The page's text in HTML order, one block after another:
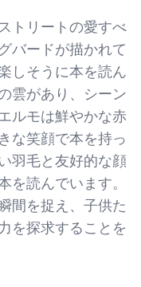
トリートの愛すべ
バードが描かれて
しそうに本を読ん
雲があり、シーン
ルモは鮮やかな赤
な笑顔で本を持っ
羽毛と友好的な顔
を読んでいます。
間を捉え、子供た
を探求することを